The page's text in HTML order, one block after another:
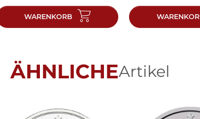
WARENKORB
ÄHNLICHEArtikel